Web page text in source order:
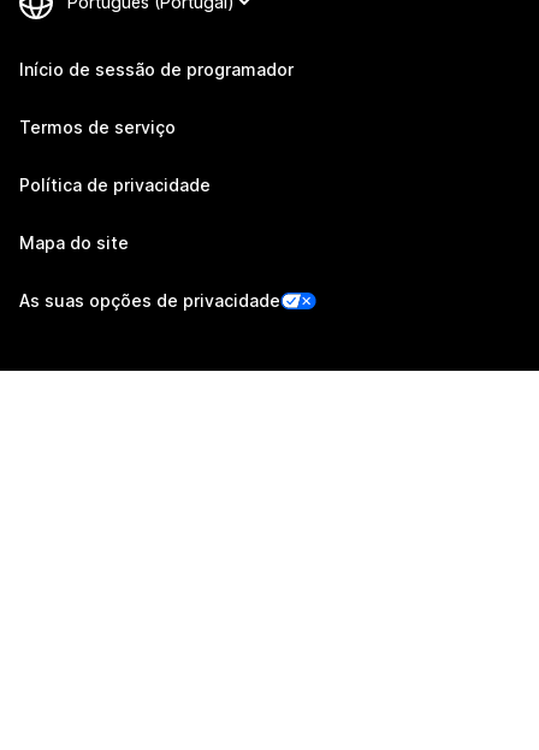
Início de sessão de programador
Termos de serviço
Política de privacidade
Mapa do site
As suas opções de privacidade